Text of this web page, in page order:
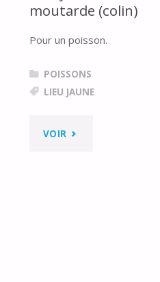
moutarde (colin)
Pour un poisson.
POISSONS
LIEU JAUNE
VOIR "LIEU